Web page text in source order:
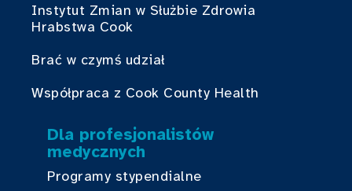
Instytut Zmian w Służbie Zdrowia
Hrabstwa Cook
Brać w czymś udział
Współpraca z Cook County Health
Dla profesjonalistów
medycznych
Programy stypendialne